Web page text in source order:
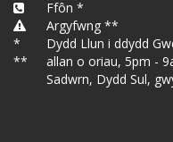
Ffôn *
Argyfwng **
*
Dydd Llun i ddydd
**
allan o oriau, 5pm -
Sadwrn, Dydd Sul,